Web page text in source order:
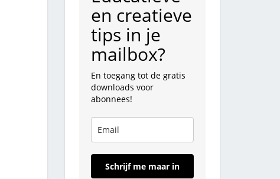
en creatieve
tips in je
mailbox?
En toegang tot de gratis
downloads voor
abonnees!
Schrijf me maar in